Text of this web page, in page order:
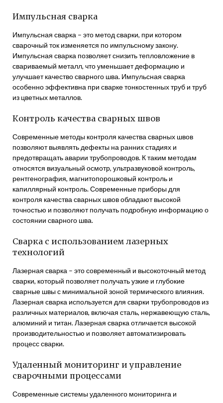
Импульсная сварка
Импульсная сварка – это метод сварки, при котором
сварочный ток изменяется по импульсному закону.
Импульсная сварка позволяет снизить тепловложение в
свариваемый металл, что уменьшает деформацию и
улучшает качество сварного шва. Импульсная сварка
особенно эффективна при сварке тонкостенных труб и труб
из цветных металлов.
Контроль качества сварных швов
Современные методы контроля качества сварных швов
позволяют выявлять дефекты на ранних стадиях и
предотвращать аварии трубопроводов. К таким методам
относятся визуальный осмотр, ультразвуковой контроль,
рентгенография, магнитопорошковый контроль и
капиллярный контроль. Современные приборы для
контроля качества сварных швов обладают высокой
точностью и позволяют получать подробную информацию о
состоянии сварного шва.
Сварка с использованием лазерных
технологий
Лазерная сварка – это современный и высокоточный метод
сварки, который позволяет получать узкие и глубокие
сварные швы с минимальной зоной термического влияния.
Лазерная сварка используется для сварки трубопроводов из
различных материалов, включая сталь, нержавеющую сталь,
алюминий и титан. Лазерная сварка отличается высокой
производительностью и позволяет автоматизировать
процесс сварки.
Удаленный мониторинг и управление
сварочными процессами
Современные системы удаленного мониторинга и